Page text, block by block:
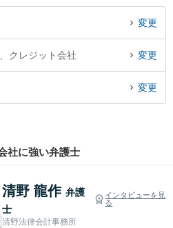
変更
クレジット会社 変更
変更
社に強い弁護士
清野 龍作 弁護
士
インタビューを見
る
清野法律会計事務所